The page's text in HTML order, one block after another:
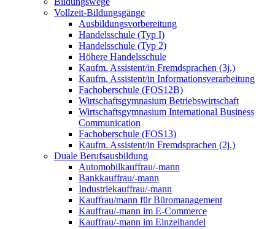
Vollzeit-Bildungsgänge
Ausbildungsvorbereitung
Handelsschule (Typ I)
Handelsschule (Typ 2)
Höhere Handelsschule
Kaufm. Assistent/in­ Fremdsprachen (3j.)
Kaufm. Assistent/in Informationsverarbeitung
Fachoberschule (FOS12B)
Wirtschaftsgymnasium Betriebswirtschaft
Wirtschaftsgymnasium International Business
Communication
Fachoberschule (FOS13)
Kaufm. Assistent/in Fremdsprachen (2j.)
Duale Berufsausbildung
Automobilkauffrau/-mann
Bankkauffrau/-mann
Industriekauffrau/-mann
Kauffrau/mann für Büromanagement
Kauffrau/-mann im E-Commerce
Kauffrau/-mann im Einzelhandel